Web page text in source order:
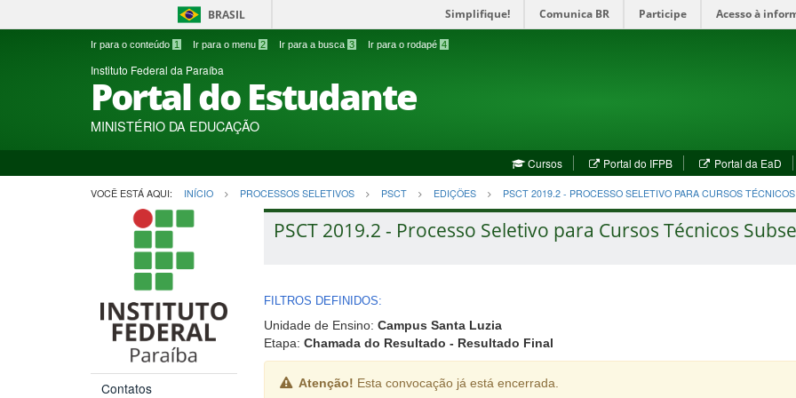
BRASIL Simplifique! Comunica BR Participe Acesso à
Ir para o conteúdo 1 Ir para o menu 2 Ir para a busca 3 Ir para o rodapé 4
Instituto Federal da Paraíba
Portal do Estudante
MINISTÉRIO DA EDUCAÇÃO
Cursos Portal do IFPB(abre
em
nova
janela)
Portal da EaD
em
VOCÊ ESTÁ AQUI: INÍCIO PROCESSOS SELETIVOS PSCT EDIÇÕES PSCT 2019.2 - PROCESSO SELETIVO PARA CURSOS
Contatos
PSCT 2019.2 - Processo Seletivo para Cursos Técnicos
FILTROS DEFINIDOS:
Unidade de Ensino: Campus Santa Luzia
Etapa: Chamada do Resultado - Resultado Final
Atenção! Esta convocação já está encerrada.